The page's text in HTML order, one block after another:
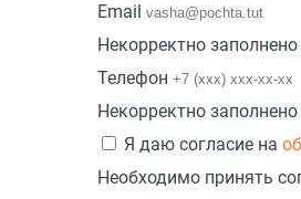
Email
Некорректно
Телефон
Некорректно
Я даю согласие на
Необходимо принять